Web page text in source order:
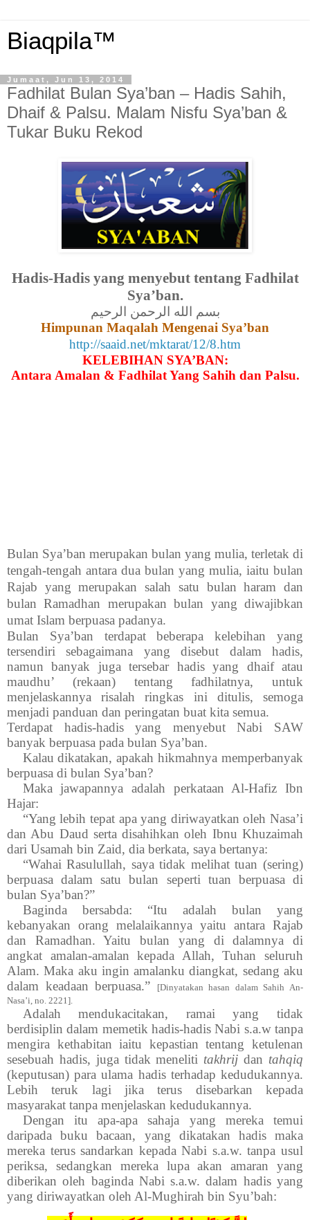
Biaqpila™
Jumaat, Jun 13, 2014
Fadhilat Bulan Sya’ban – Hadis Sahih,
Dhaif & Palsu. Malam Nisfu Sya’ban &
Tukar Buku Rekod
Hadis-Hadis yang menyebut tentang Fadhilat
Sya’ban.
بسم الله الرحمن الرحيم
Himpunan Maqalah Mengenai Sya’ban
http://saaid.net/mktarat/12/8.htm
KELEBIHAN SYA’BAN:
Antara Amalan & Fadhilat Yang Sahih dan Palsu.
Bulan Sya’ban merupakan bulan yang mulia, terletak di
tengah-tengah antara dua bulan yang mulia, iaitu bulan
Rajab yang merupakan salah satu bulan haram dan
bulan Ramadhan merupakan bulan yang diwajibkan
umat Islam berpuasa padanya.
Bulan Sya’ban terdapat beberapa kelebihan yang
tersendiri sebagaimana yang disebut dalam hadis,
namun banyak juga tersebar hadis yang dhaif atau
maudhu’ (rekaan) tentang fadhilatnya, untuk
menjelaskannya risalah ringkas ini ditulis, semoga
menjadi panduan dan peringatan buat kita semua.
Terdapat hadis-hadis yang menyebut Nabi SAW
banyak berpuasa pada bulan Sya’ban.
Kalau dikatakan, apakah hikmahnya memperbanyak
berpuasa di bulan Sya’ban?
Maka jawapannya adalah perkataan Al-Hafiz Ibn
Hajar:
“Yang lebih tepat apa yang diriwayatkan oleh Nasa’i
dan Abu Daud serta disahihkan oleh Ibnu Khuzaimah
dari Usamah bin Zaid, dia berkata, saya bertanya:
“Wahai Rasulullah, saya tidak melihat tuan (sering)
berpuasa dalam satu bulan seperti tuan berpuasa di
bulan Sya’ban?”
Baginda bersabda: “Itu adalah bulan yang
kebanyakan orang melalaikannya yaitu antara Rajab
dan Ramadhan. Yaitu bulan yang di dalamnya di
angkat amalan-amalan kepada Allah, Tuhan seluruh
Alam. Maka aku ingin amalanku diangkat, sedang aku
dalam keadaan berpuasa.”
[Dinyatakan hasan dalam Sahih An-
Nasa’i, no. 2221].
Adalah mendukacitakan, ramai yang tidak
berdisiplin dalam memetik hadis-hadis Nabi s.a.w tanpa
mengira kethabitan iaitu kepastian tentang ketulenan
sesebuah hadis, juga tidak meneliti takhrijdan tahqiq
(keputusan) para ulama hadis terhadap kedudukannya.
Lebih teruk lagi jika terus disebarkan kepada
masyarakat tanpa menjelaskan kedudukannya.
Dengan itu apa-apa sahaja yang mereka temui
daripada buku bacaan, yang dikatakan hadis maka
mereka terus sandarkan kepada Nabi s.a.w. tanpa usul
periksa, sedangkan mereka lupa akan amaran yang
diberikan oleh baginda Nabi s.a.w. dalam hadis yang
yang diriwayatkan oleh Al-Mughirah bin Syu’bah: